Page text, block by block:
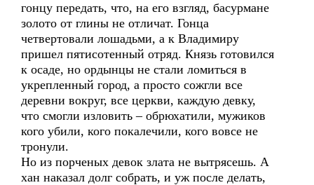
гонцу передать, что, на его взгляд, басурмане
золото от глины не отличат. Гонца
четвертовали лошадьми, а к Владимиру
пришел пятисотенный отряд. Князь готовился
к осаде, но ордынцы не стали ломиться в
укрепленный город, а просто сожгли все
деревни вокруг, все церкви, каждую девку,
что смогли изловить – обрюхатили, мужиков
кого убили, кого покалечили, кого вовсе не
тронули.
Но из порченых девок злата не вытрясешь. А
хан наказал долг собрать, и уж после делать,